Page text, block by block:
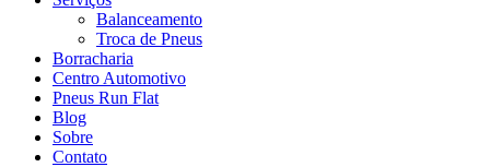
Balanceamento
Troca de Pneus
Borracharia
Centro Automotivo
Pneus Run Flat
Blog
Sobre
Contato